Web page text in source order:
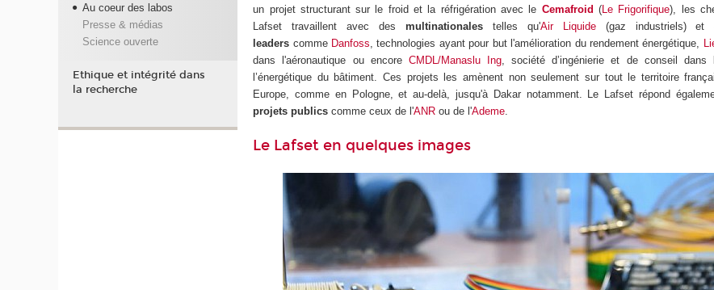
un projet structurant sur le froid et la réfrigération avec le Cemafroid ( Le Frigorifique), les
Lafset travaillent avec des multinationalestelles qu'Air Liquide(gaz industriels) et
leaders comme Danfoss , technologies ayant pour but l'amélioration du rendement énergétique,
dans l'aéronautique ou encore CMDL/Manaslu Ing, société d’ingénierie et de conseil dans
l’énergétique du bâtiment. Ces projets les amènent non seulement sur tout le territoire
Europe, comme en Pologne, et au-delà, jusqu'à Dakar notamment. Le Lafset répond
projets publics comme ceux de l'ANR ou de l'Ademe
Le Lafset en quelques images
Au coeur des labos
Presse & médias
Science ouverte
Ethique et intégrité dans
la recherche